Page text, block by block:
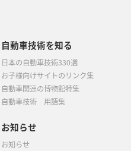
自動車技術を知る
日本の自動車技術330選
お子様向けサイトのリンク集
自動車関連の博物館特集
自動車技術 用語集
お知らせ
お知らせ